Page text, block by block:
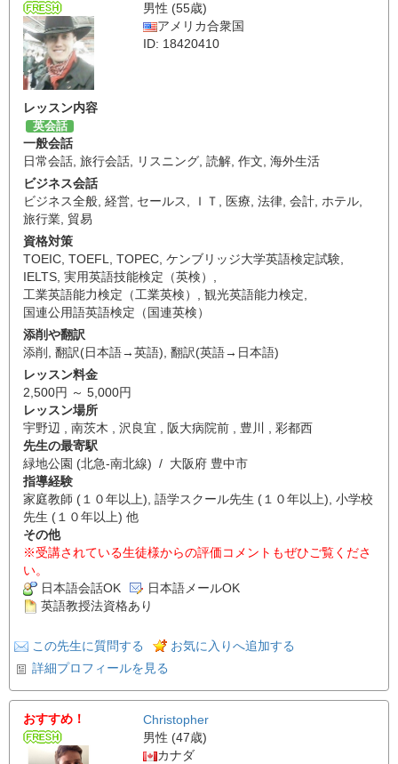
男性 (55歳)
アメリカ合衆国
ID: 18420410
レッスン内容
英会話
一般会話
日常会話 旅行会話 リスニング 読解 作文 海外生活
ビジネス会話
ビジネス全般 経営 セールス ＩＴ 医療 法律 会計 ホテル
旅行業 貿易
資格対策
TOEIC TOEFL TOPEC ケンブリッジ大学英語検定試験
IELTS 実用英語技能検定（英検）
工業英語能力検定（工業英検）
観光英語能力検定
国連公用語英語検定（国連英検）
添削や翻訳
添削
翻訳(日本語→英語) 翻訳(英語→日本語)
レッスン料金
2,500円 ～ 5,000円
レッスン場所
宇野辺 , 南茨木 , 沢良宜 , 阪大病院前 , 豊川 , 彩都西
先生の最寄駅
緑地公園 (北急-南北線) / 大阪府 豊中市
指導経験
家庭教師 (１０年以上), 語学スクール先生 (１０年以上), 小学校
先生 (１０年以上) 他
その他
※受講されている生徒様からの評価コメントもぜひご覧くださ
い。
日本語会話OK
日本語メールOK
英語教授法資格あり
この先生に質問する
お気に入りへ追加する
詳細プロフィールを見る
おすすめ！
Christopher
男性 (47歳)
カナダ